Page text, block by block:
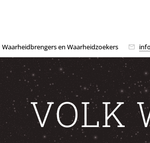
Waarheidbrengers en Waarheidzoekers
VOLK